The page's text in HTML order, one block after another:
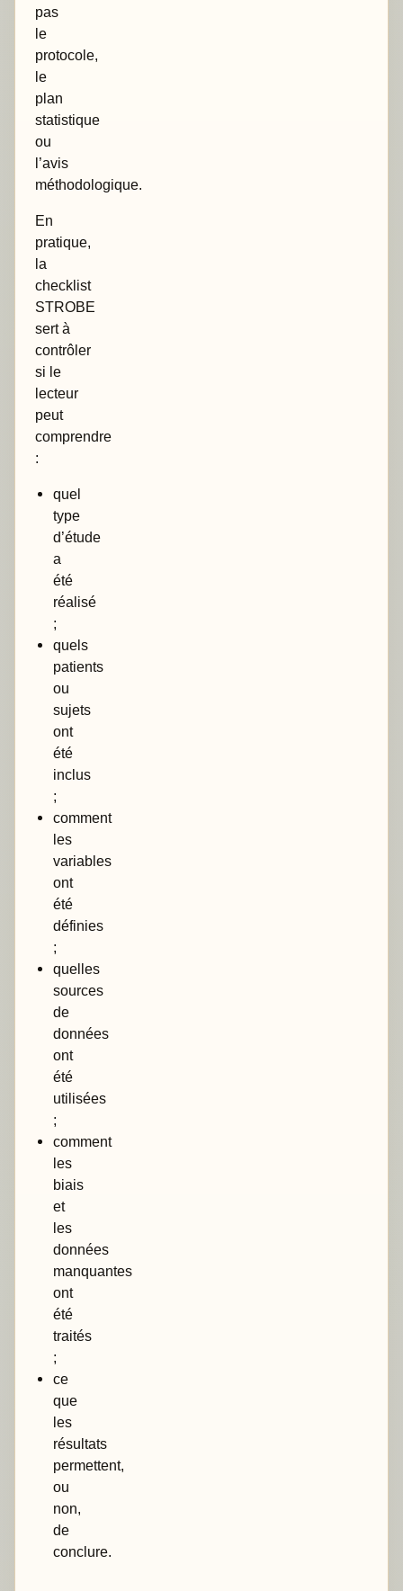
pas
le
protocole,
le
plan
statistique
ou
l’avis
méthodologique.
En
pratique,
la
checklist
STROBE
sert à
contrôler
si le
lecteur
peut
comprendre
:
quel
type
d’étude
a
été
réalisé
;
quels
patients
ou
sujets
ont
été
inclus
;
comment
les
variables
ont
été
définies
;
quelles
sources
de
données
ont
été
utilisées
;
comment
les
biais
et
les
données
manquantes
ont
été
traités
;
ce
que
les
résultats
permettent,
ou
non,
de
conclure.